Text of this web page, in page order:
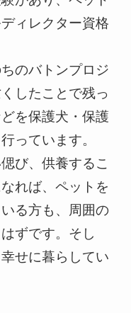
ィレクター資格
のバトンプロジ
したことで残っ
を保護犬・保護
っています。
び、供養するこ
れば、ペットを
る方も、周囲の
ずです。そし
せに暮らしてい